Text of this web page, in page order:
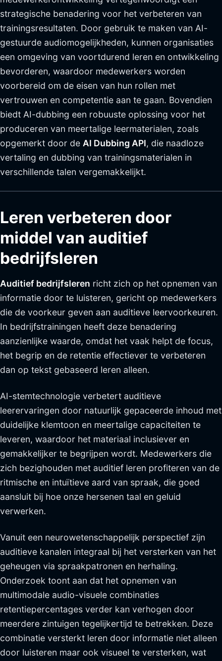
strategische benadering voor het verbeteren van
trainingsresultaten. Door gebruik te maken van AI-
gestuurde audiomogelijkheden, kunnen organisaties
een omgeving van voortdurend leren en ontwikkeling
bevorderen, waardoor medewerkers worden
voorbereid om de eisen van hun rollen met
vertrouwen en competentie aan te gaan. Bovendien
biedt AI-dubbing een robuuste oplossing voor het
produceren van meertalige leermaterialen, zoals
opgemerkt door de AI Dubbing API, die naadloze
vertaling en dubbing van trainingsmaterialen in
verschillende talen vergemakkelijkt.
Leren verbeteren door
middel van auditief
bedrijfsleren
Auditief bedrijfsleren richt zich op het opnemen van
informatie door te luisteren, gericht op medewerkers
die de voorkeur geven aan auditieve leervoorkeuren.
In bedrijfstrainingen heeft deze benadering
aanzienlijke waarde, omdat het vaak helpt de focus,
het begrip en de retentie effectiever te verbeteren
dan op tekst gebaseerd leren alleen.
AI-stemtechnologie verbetert auditieve
leerervaringen door natuurlijk gepaceerde inhoud met
duidelijke klemtoon en meertalige capaciteiten te
leveren, waardoor het materiaal inclusiever en
gemakkelijker te begrijpen wordt. Medewerkers die
zich bezighouden met auditief leren profiteren van de
ritmische en intuïtieve aard van spraak, die goed
aansluit bij hoe onze hersenen taal en geluid
verwerken.
Vanuit een neurowetenschappelijk perspectief zijn
auditieve kanalen integraal bij het versterken van het
geheugen via spraakpatronen en herhaling.
Onderzoek toont aan dat het opnemen van
multimodale audio-visuele combinaties
retentiepercentages verder kan verhogen door
meerdere zintuigen tegelijkertijd te betrekken. Deze
combinatie versterkt leren door informatie niet alleen
door luisteren maar ook visueel te versterken, wat